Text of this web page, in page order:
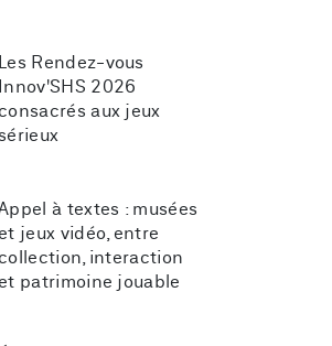
Les Rendez-vous
Innov'SHS 2026
consacrés aux jeux
sérieux
à textes : musées
et jeux vidéo, entre
collection, interaction
et patrimoine jouable